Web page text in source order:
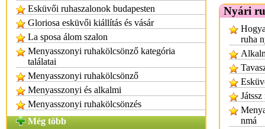
Esküvői ruhaszalonok budapesten
Gloriosa esküvői kiállítás és vásár
La sposa álom szalon
Menyasszonyi ruhakölcsönző kategória
találatai
Menyasszonyi ruhakölcsönző
Menyasszonyi és alkalmi
Menyasszonyi ruhakölcsönzés
Még több
Nyári
ruha
nmá